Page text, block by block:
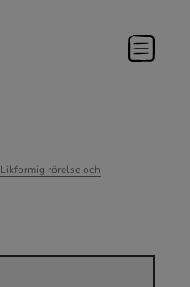
Likformig rörelse och